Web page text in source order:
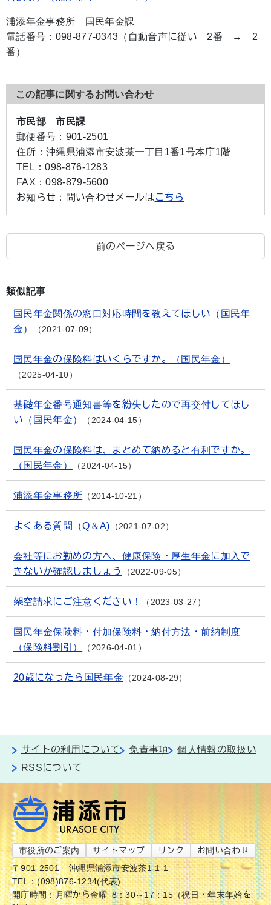
浦添年金事務所 国民年金課
電話番号：098-877-0343（自動音声に従い 2番 → 2
番）
この記事に関するお問い合わせ
市民部 市民課
郵便番号： 901-2501
住所： 沖縄県浦添市安波茶一丁目1番1号本庁1階
TEL：098-876-1283
FAX：098-879-5600
お知らせ：
問い合わせメールはこちら
前のページへ戻る
類似記事
国民年金関係の窓口対応時間を教えてほしい（国民年
金）
2021-07-09
国民年金の保険料はいくらですか。（国民年金）
2025-04-10
基礎年金番号通知書等を紛失したので再交付してほし
い（国民年金）
2024-04-15
国民年金の保険料は、まとめて納めると有利ですか。
（国民年金）
2024-04-15
浦添年金事務所 2014-10-21
よくある質問（Q＆A) 2021-07-02
会社等にお勤めの方へ、健康保険・厚生年金に加入で
きないか確認しましょう
2022-09-05
架空請求にご注意ください！ 2023-03-27
国民年金保険料・付加保険料・納付方法・前納制度
（保険料割引）
2026-04-01
20歳になったら国民年金 2024-08-29
サイトの利用について 免責事項
個人情報の取扱い
RSSについて
市役所のご案内 サイトマップ リンク お問い合わせ
〒901-2501
沖縄県浦添市安波茶1-1-1
TEL：(098)876-1234(代表)
開庁時間：月曜から金曜 8：30～17：15（祝日・年末年始を